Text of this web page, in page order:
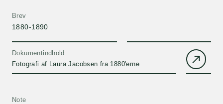
Brev
1880-1890
Dokumentindhold
Fotografi af Laura Jacobsen fra 1880'erne
Note